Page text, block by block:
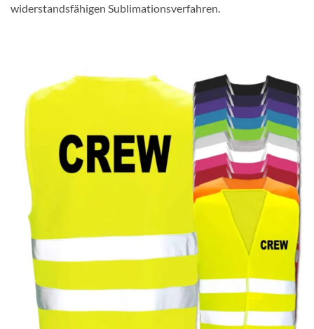
widerstandsfähigen Sublimationsverfahren.
Add to
wishlist